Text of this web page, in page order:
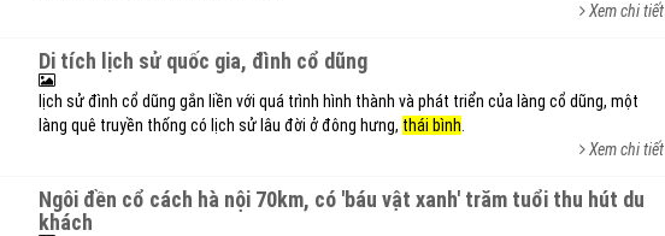
Xem chi tiết
di tích lịch sử quốc gia, đình cổ dũng
lịch sử đình cổ dũng gắn liền với quá trình hình thành và phát triển của làng cổ dũng, một
làng quê truyền thống có lịch sử lâu đời ở đông hưng, thái bình
Xem chi tiết
ngôi đền cổ cách hà nội 70km, có 'báu vật xanh' trăm tuổi thu hút du
khách